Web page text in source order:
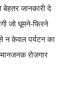
बेहतर जानकारी दे
जो घूमने-फिरने
न केवल पर्यटन का
रोजगार